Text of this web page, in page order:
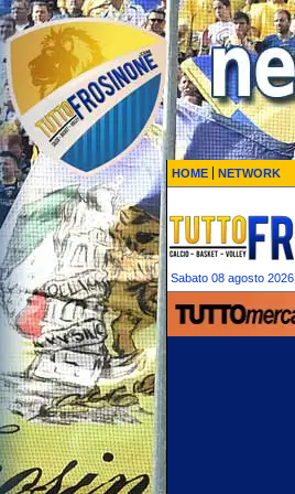
HOME NETWORK
Sabato 08 agosto 2026